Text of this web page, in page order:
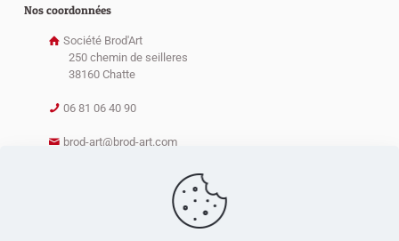
Nos coordonnées
Société Brod'Art
250 chemin de seilleres
38160 Chatte
06 81 06 40 90
brod-art@brod-art.com